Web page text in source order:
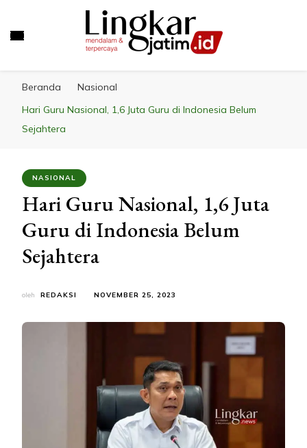
Beranda
Nasional
Hari Guru Nasional, 1,6 Juta Guru di Indonesia Belum
Sejahtera
NASIONAL
Hari Guru Nasional, 1,6 Juta
Guru di Indonesia Belum
Sejahtera
oleh REDAKSI NOVEMBER 25, 2023